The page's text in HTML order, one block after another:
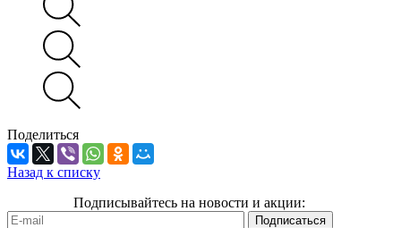
Поделиться
Назад к списку
Подписывайтесь на новости и акции: